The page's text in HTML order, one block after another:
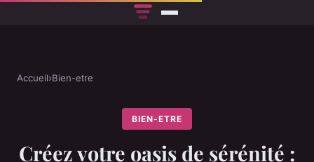
Accueil›Bien-etre
BIEN-ETRE
Créez votre oasis de sérénité :